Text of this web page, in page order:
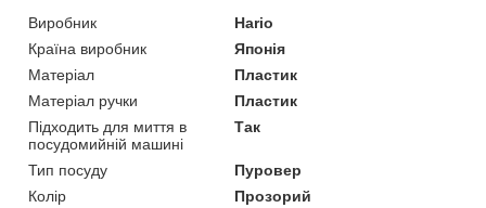
Виробник
Hario
Країна виробник
Японія
Матеріал
Пластик
Матеріал ручки
Пластик
Підходить для миття в
посудомийній машині
Так
Тип посуду
Пуровер
Колір
Прозорий